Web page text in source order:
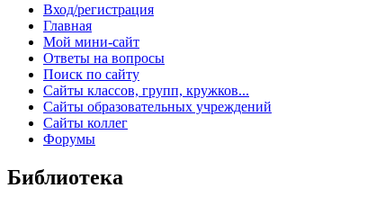
Вход/регистрация
Главная
Мой мини-сайт
Ответы на вопросы
Поиск по сайту
Сайты классов, групп, кружков...
Сайты образовательных учреждений
Сайты коллег
Форумы
Библиотека